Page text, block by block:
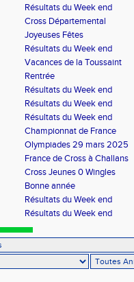
Résultats du Week end
Cross Départemental
Joyeuses Fêtes
Résultats du Week end
Vacances de la Toussaint
Rentrée
Résultats du Week end
Résultats du Week end
Résultats du Week end
Championnat de France
Olympiades 29 mars 2025
France de Cross à Challans
Cross Jeunes 0 Wingles
Bonne année
Résultats du Week end
Résultats du Week end